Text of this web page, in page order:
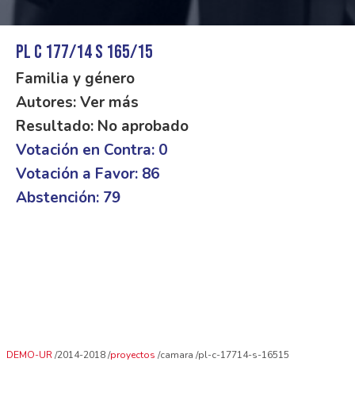
PL C 177/14 S 165/15
Familia y género
Autores: Ver más
Resultado: No aprobado
Votación en Contra: 0
Votación a Favor: 86
Abstención: 79
DEMO-UR 2014-2018 proyectos camara pl-c-17714-s-16515